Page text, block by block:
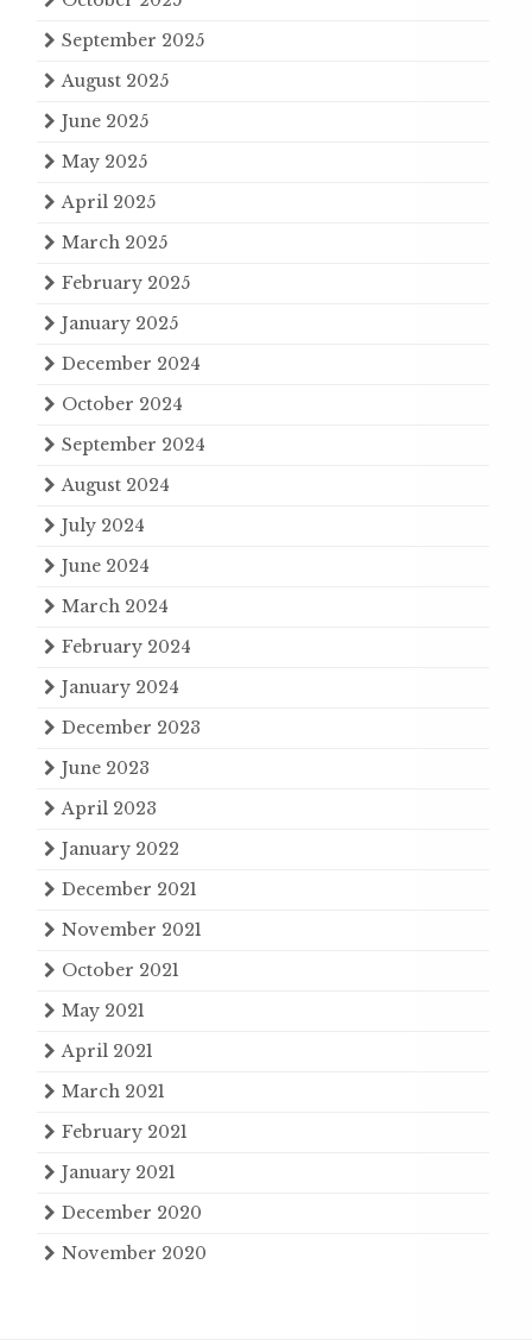
September 2025
August 2025
June 2025
May 2025
April 2025
March 2025
February 2025
January 2025
December 2024
October 2024
September 2024
August 2024
July 2024
June 2024
March 2024
February 2024
January 2024
December 2023
June 2023
April 2023
January 2022
December 2021
November 2021
October 2021
May 2021
April 2021
March 2021
February 2021
January 2021
December 2020
November 2020